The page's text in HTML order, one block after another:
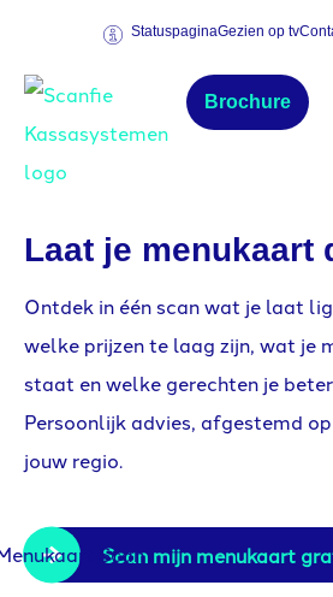
StatuspaginaGezien op tv
Brochure
Laat je menukaart
Ontdek in éénscan wat je laat
welke prijzen te laag zijn, wat je
staat enwelke gerechten je
Persoonlijk advies, afgestemd op
jouw regio.
Scan mijn menukaart